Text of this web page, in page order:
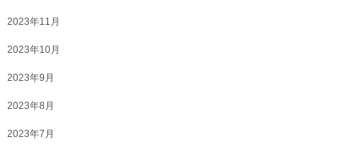
2023年11月
2023年10月
2023年9月
2023年8月
2023年7月